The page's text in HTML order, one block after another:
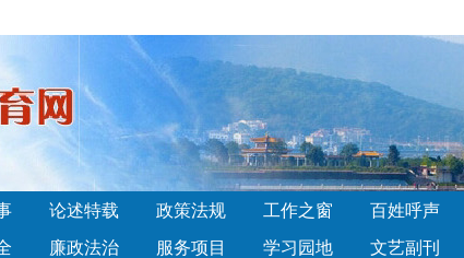
论述特载 政策法规 工作之窗 百姓呼声
廉政法治 服务项目 学习园地 文艺副刊
？主流方案与配置对比分析
• 调节菌群哪个产品好？2026口碑女
真能平衡菌群
：法治讲座进校园，国家安全记心间
• 湖南深入打造法治宣传教